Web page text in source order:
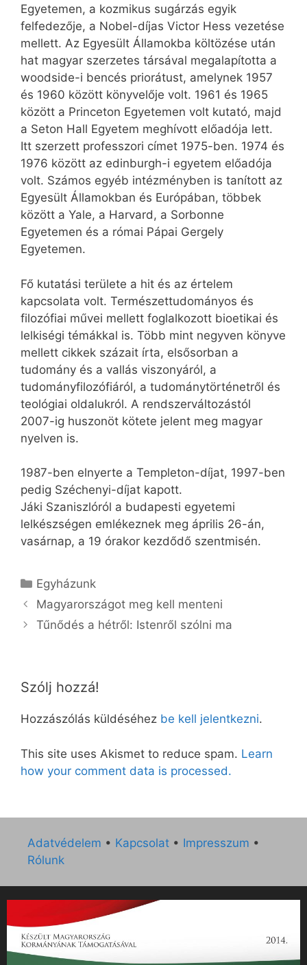
Egyetemen, a kozmikus sugárzás egyik
felfedezője, a Nobel-díjas Victor Hess vezetése
mellett. Az Egyesült Államokba költözése után
hat magyar szerzetes társával megalapította a
woodside-i bencés priorátust, amelynek 1957
és 1960 között könyvelője volt. 1961 és 1965
között a Princeton Egyetemen volt kutató, majd
a Seton Hall Egyetem meghívott előadója lett.
Itt szerzett professzori címet 1975-ben. 1974 és
1976 között az edinburgh-i egyetem előadója
volt. Számos egyéb intézményben is tanított az
Egyesült Államokban és Európában, többek
között a Yale, a Harvard, a Sorbonne
Egyetemen és a római Pápai Gergely
Egyetemen.
Fő kutatási területe a hit és az értelem
kapcsolata volt. Természettudományos és
filozófiai művei mellett foglalkozott bioetikai és
lelkiségi témákkal is. Több mint negyven könyve
mellett cikkek százait írta, elsősorban a
tudomány és a vallás viszonyáról, a
tudományfilozófiáról, a tudománytörténetről és
teológiai oldalukról. A rendszerváltozástól
2007-ig huszonöt kötete jelent meg magyar
nyelven is.
1987-ben elnyerte a Templeton-díjat, 1997-ben
pedig Széchenyi-díjat kapott.
Jáki Szaniszlóról a budapesti egyetemi
lelkészségen emlékeznek meg április 26-án,
vasárnap, a 19 órakor kezdődő szentmisén.
Kategória
Egyházunk
Magyarországot meg kell menteni
Tűnődés a hétről: Istenről szólni ma
Szólj hozzá!
Hozzászólás küldéséhez be kell jelentkezni.
This site uses Akismet to reduce spam. Learn
how your comment data is processed.
Adatvédelem • Kapcsolat • Impresszum •
Rólunk